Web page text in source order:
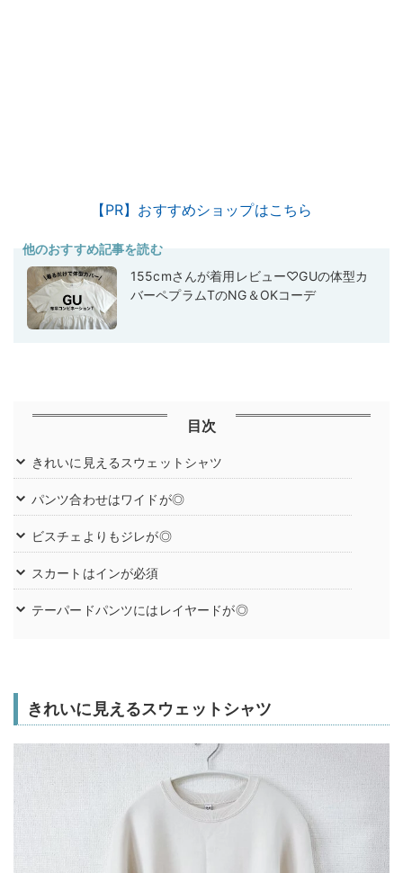
【PR】おすすめショップはこちら
他のおすすめ記事を読む
155cmさんが着用レビュー♡GUの体型カ
バーペプラムTのNG＆OKコーデ
目次
きれいに見えるスウェットシャツ
パンツ合わせはワイドが◎
ビスチェよりもジレが◎
スカートはインが必須
テーパードパンツにはレイヤードが◎
きれいに見えるスウェットシャツ